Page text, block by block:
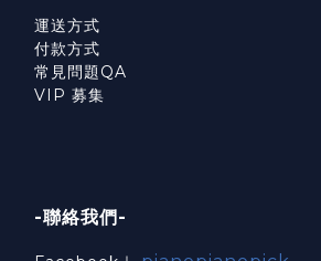
運送方式
付款方式
常見問題QA
VIP 募集
-聯絡我們-